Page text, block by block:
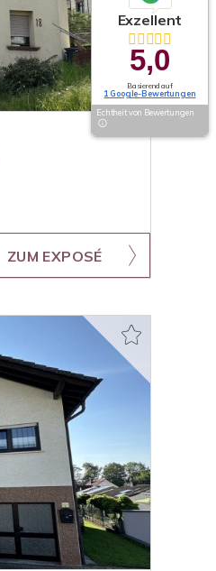
ZUM EXPOSÉ
Exzellent
5,0
Basierend auf
1 Google-Bewertungen
Echtheit von Bewertungen